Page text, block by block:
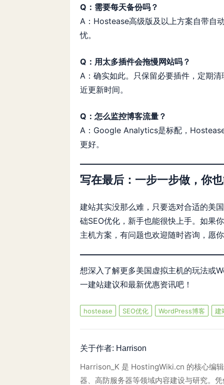
Q：需要每天备份吗？
A：Hostease高级版及以上方案自带自
忧。
Q：用太多插件会拖慢网站吗？
A：确实如此。只保留必要插件，定期
近更新时间。
Q：怎么监控博客流量？
A：Google Analytics是标配，
更好。
写在最后：一步一步做，你
建站其实没那么难，只要选对合适的美
础SEO优化，新手也能很快上手。如果
主机方案，有问题也欢迎随时咨询，愿
想深入了解更多美国虚拟主机的玩法或
一建站建议和最新优惠资讯吧！
hostease SEO优化 WordPress博客 建
关于作者: Harrison
Harrison_K 是 HostingWiki.cn 的核心编
器、高防服务器等领域内容建设与研究。